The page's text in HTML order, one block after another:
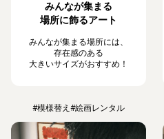
みんなが集まる
場所に飾るアート
みんなが集まる場所には、
存在感のある
大きいサイズがおすすめ！
#模様替え #絵画レンタル